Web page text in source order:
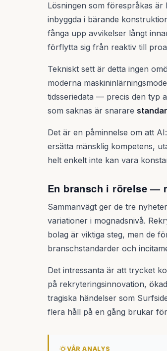
Lösningen som förespråkas
inbyggda i bärande
fånga upp avvikelser långt
förflytta sig från reaktiv till
Tekniskt sett är detta ingen
moderna
tidsseriedata — precis den typ
som saknas är snarare
Det är en påminnelse om att
ersätta mänsklig kompetens,
helt enkelt inte kan vara
En bransch i rörelse —
Sammanvägt ger de tre
variationer i mognadsnivå.
bolag är viktiga steg, men de
branschstandarder och
Det intressanta är att trycket
på rekryteringsinnovation,
tragiska händelser som
flera håll på en gång brukar
VÅR ANALYS